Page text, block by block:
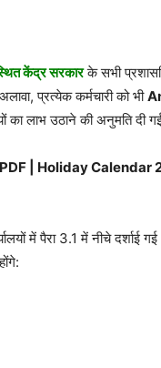
केंद्र सरकारके सभी
प्रत्येक कर्मचारी को भी
का लाभ उठाने की अनुमति दी
| Holiday Calendar
में पैरा 3.1 में नीचे दर्शाई